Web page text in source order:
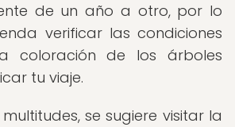
de un año a otro, por lo
verificar las condiciones
coloración de los árboles
tu viaje.
se sugiere visitar la